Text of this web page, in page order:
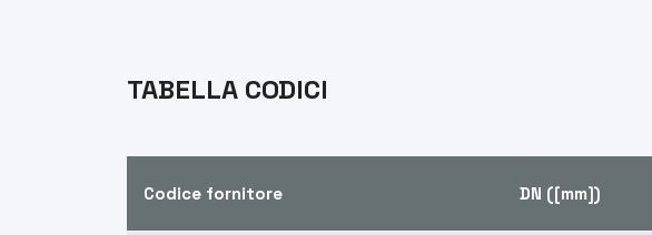
TABELLA CODICI
Codice fornitore DN ([mm])